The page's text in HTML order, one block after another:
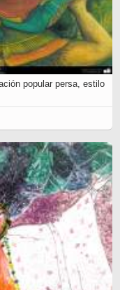
popular persa, estilo